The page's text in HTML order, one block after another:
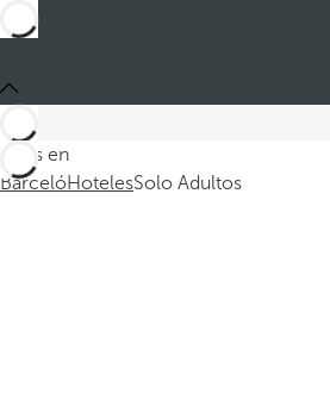
Estás en
BarcelóHotelesSolo Adultos